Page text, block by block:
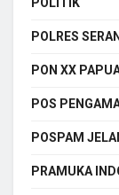
POLRES
PON XX
POS
POSPAM
PRAMUKA